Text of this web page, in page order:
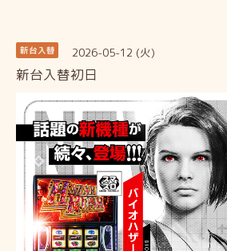
新台入替 2026-05-12 (火)
新台入替初日